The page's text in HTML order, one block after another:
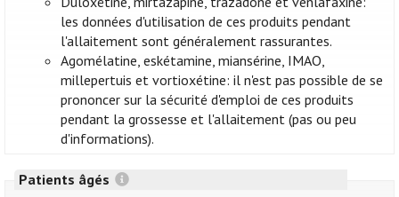
les données d'utilisation de ces produits pendant
l'allaitement sont généralement rassurantes.
Agomélatine, eskétamine, miansérine, IMAO,
millepertuis et vortioxétine: il n'est pas possible de se
prononcer sur la sécurité d'emploi de ces produits
pendant la grossesse et l'allaitement (pas ou peu
d'informations).
Patients âgés